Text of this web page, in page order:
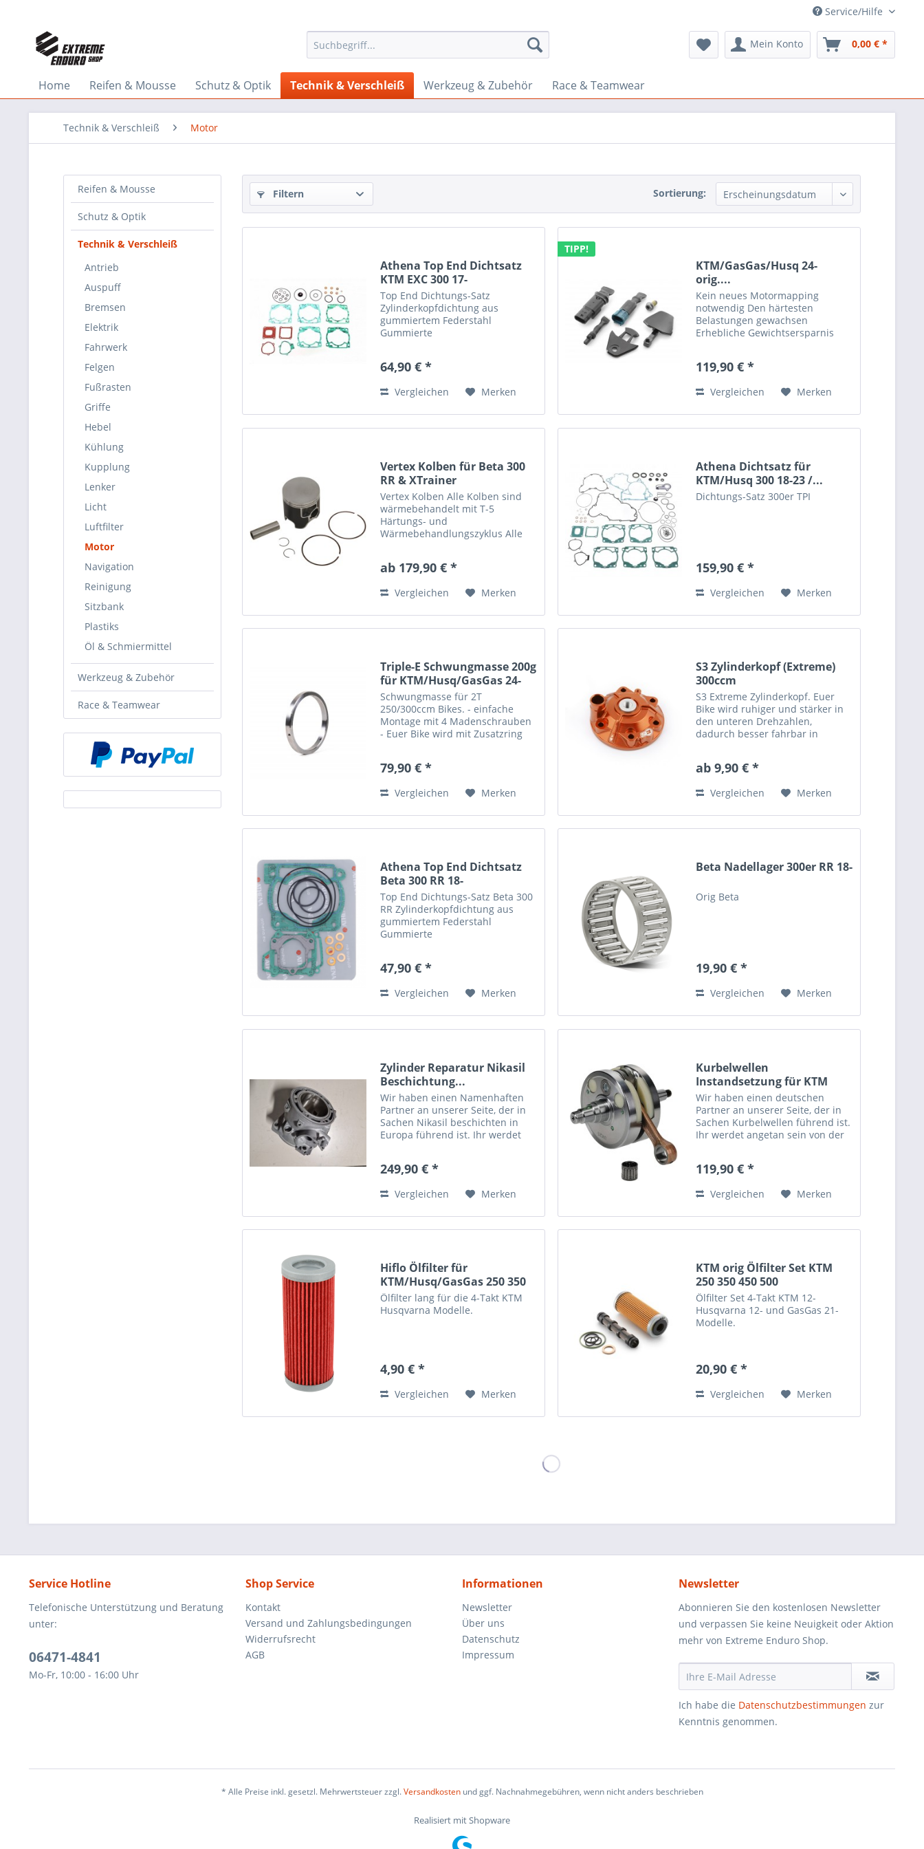
Service/Hilfe
Mein Konto 0,00 € *
Home Reifen & Mousse Schutz & Optik Technik & Verschleiß Werkzeug & Zubehör Race & Teamwear
Technik & Verschleiß Motor
Reifen & Mousse
Schutz & Optik
Technik & Verschleiß
Antrieb
Auspuff
Bremsen
Elektrik
Fahrwerk
Felgen
Fußrasten
Griffe
Hebel
Kühlung
Kupplung
Lenker
Licht
Luftfilter
Motor
Navigation
Reinigung
Sitzbank
Plastiks
Öl & Schmiermittel
Werkzeug & Zubehör
Race & Teamwear
Filtern Sortierung:
Athena Top End Dichtsatz
KTM EXC 300 17-
Top End Dichtungs-Satz
Zylinderkopfdichtung aus
gummiertem Federstahl
Gummierte
bestehenden Materialien
Rückfederung und
64,90 € *
Vergleichen Merken
TIPP!
KTM/GasGas/Husq 24-
orig....
Kein neues Motormapping
notwendig Den härtesten
Belastungen gewachsen
Erhebliche Gewichtsersparnis
Gemischschmierung speziell für
119,90 € *
Vergleichen Merken
Vertex Kolben für Beta 300
RR & XTrainer
Vertex Kolben Alle Kolben sind
wärmebehandelt mit T-5
Härtungs- und
Wärmebehandlungszyklus Alle
Beschichtung für schnelleres
Lebensdauer des Kolbens...
ab 179,90 € *
Vergleichen Merken
Athena Dichtsatz für
KTM/Husq 300 18-23 /...
Dichtungs-Satz 300er TPI
159,90 € *
Vergleichen Merken
Triple-E Schwungmasse 200g
für KTM/Husq/GasGas 24-
Schwungmasse für 2T
250/300ccm Bikes. - einfache
Montage mit 4 Madenschrauben
- Euer Bike wird mit Zusatzring
zum Klettern - 198 Gramm
das Bike...
79,90 € *
Vergleichen Merken
S3 Zylinderkopf (Extreme)
300ccm
S3 Extreme Zylinderkopf. Euer
Bike wird ruhiger und stärker in
den unteren Drehzahlen,
dadurch besser fahrbar in
verbessert.
ab 9,90 € *
Vergleichen Merken
Athena Top End Dichtsatz
Beta 300 RR 18-
Top End Dichtungs-Satz Beta 300
RR Zylinderkopfdichtung aus
gummiertem Federstahl
Gummierte
bestehenden Materialien
Rückfederung und
47,90 € *
Vergleichen Merken
Beta Nadellager 300er RR 18-
Orig Beta
19,90 € *
Vergleichen Merken
Zylinder Reparatur Nikasil
Beschichtung...
Wir haben einen Namenhaften
Partner an unserer Seite, der in
Sachen Nikasil beschichten in
Europa führend ist. Ihr werdet
Info Email und Euren Zylinder zu.
249,90 € *
Vergleichen Merken
Kurbelwellen
Instandsetzung für KTM
Husqvarna...
Wir haben einen deutschen
Partner an unserer Seite, der in
Sachen Kurbelwellen führend ist.
Ihr werdet angetan sein von der
uns mit der weiteren
119,90 € *
Vergleichen Merken
Hiflo Ölfilter für
KTM/Husq/GasGas 250 350
450 500
Ölfilter lang für die 4-Takt KTM
Husqvarna Modelle.
4,90 € *
Vergleichen Merken
KTM orig Ölfilter Set KTM
250 350 450 500
Ölfilter Set 4-Takt KTM 12-
Husqvarna 12- und GasGas 21-
Modelle.
20,90 € *
Vergleichen Merken
Service Hotline
Telefonische Unterstützung und Beratung
unter:
06471-4841
Mo-Fr, 10:00 - 16:00 Uhr
Shop Service
Kontakt
Versand und Zahlungsbedingungen
Widerrufsrecht
AGB
Informationen
Newsletter
Über uns
Datenschutz
Impressum
Newsletter
Abonnieren Sie den kostenlosen Newsletter
und verpassen Sie keine Neuigkeit oder Aktion
mehr von Extreme Enduro Shop.
Ich habe die Datenschutzbestimmungen zur
Kenntnis genommen.
* Alle Preise inkl. gesetzl. Mehrwertsteuer zzgl.Versandkostenund ggf. Nachnahmegebühren, wenn nicht anders beschrieben
Realisiert mit Shopware